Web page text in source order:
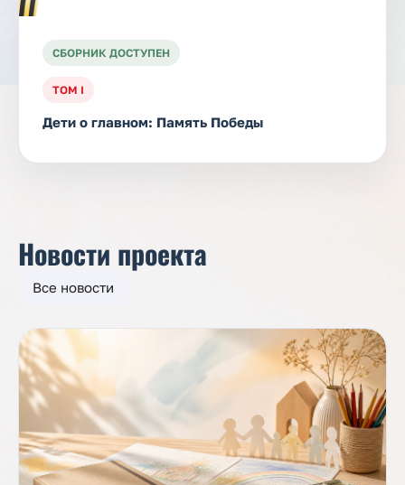
СБОРНИК ДОСТУПЕН
ТОМ I
Дети о главном: Память Победы
Новости проекта
Все новости